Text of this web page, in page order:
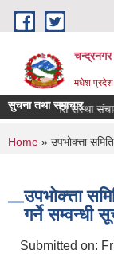
Skip to main content
चन्द्रनगर
मधेश प्रदेश
सुचना तथा समाचार
सहकारी संस्था
You are
Home » उपभोक्त्ता
उपभोक्त्ता
गर्ने सम्वन्धी
Submitted on: